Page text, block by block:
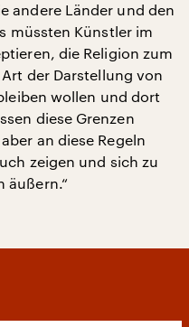
andere Länder und den
müssten Künstler im
die Religion zum
der Darstellung von
wollen und dort
diese Grenzen
an diese Regeln
zeigen und sich zu
äußern.“